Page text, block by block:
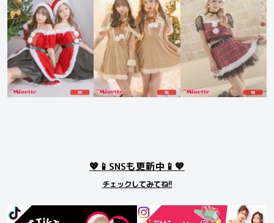
💖📱SNSも更新中📱💖
チェックしてみてね!!